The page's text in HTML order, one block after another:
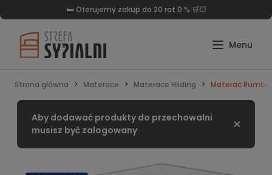
🛒Darmowa dostawa już od 999 zł 🛏️
Strona główna Materace Materace Hilding Materac
Zamknij
Aby dodawać produkty do przechowalni
musisz być zalogowany